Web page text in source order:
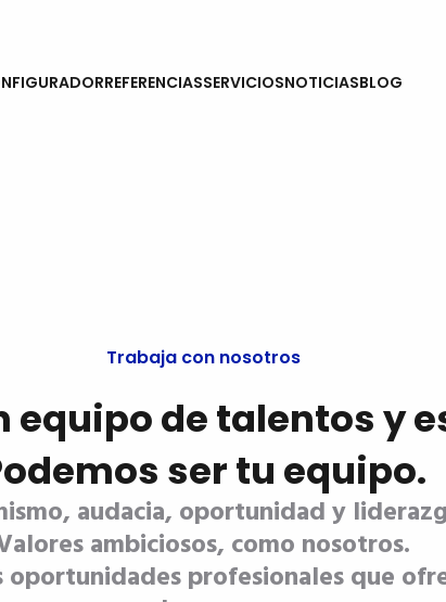
REFERENCIASSERVICIOSNOTICIASBLOG
Trabaja con nosotros
equipo de talentos y
ser tu equipo.
audacia, oportunidad y
ambiciosos, como nosotros.
oportunidades profesionales que